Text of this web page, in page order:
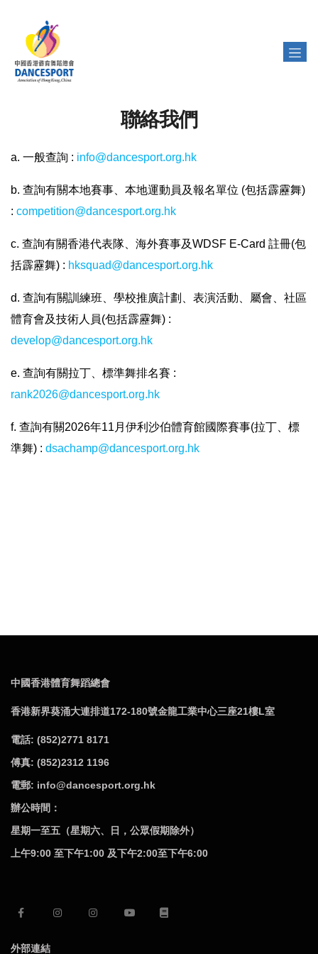
聯絡我們
a. 一般查詢 : info@dancesport.org.hk
b. 查詢有關本地賽事、本地運動員及報名單位 (包括霹靂舞)
: competition@dancesport.org.hk
c. 查詢有關香港代表隊、海外賽事及WDSF E-Card 註冊(包
括霹靂舞) : hksquad@dancesport.org.hk
d. 查詢有關訓練班、學校推廣計劃、表演活動、屬會、社區
體育會及技術人員(包括霹靂舞) :
develop@dancesport.org.hk
e. 查詢有關拉丁、標準舞排名賽 :
rank2026@dancesport.org.hk
f. 查詢有關2026年11月伊利沙伯體育館國際賽事(拉丁、標
準舞) : dsachamp@dancesport.org.hk
中國香港體育舞蹈總會
香港新界葵涌大連排道172-180號金龍工業中心三座21樓L室
電話: (852)2771 8171
傅真: (852)2312 1196
電郵: info@dancesport.org.hk
辦公時間：
星期一至五（星期六、日，公眾假期除外）
上午9:00 至下午1:00 及下午2:00至下午6:00
外部連結